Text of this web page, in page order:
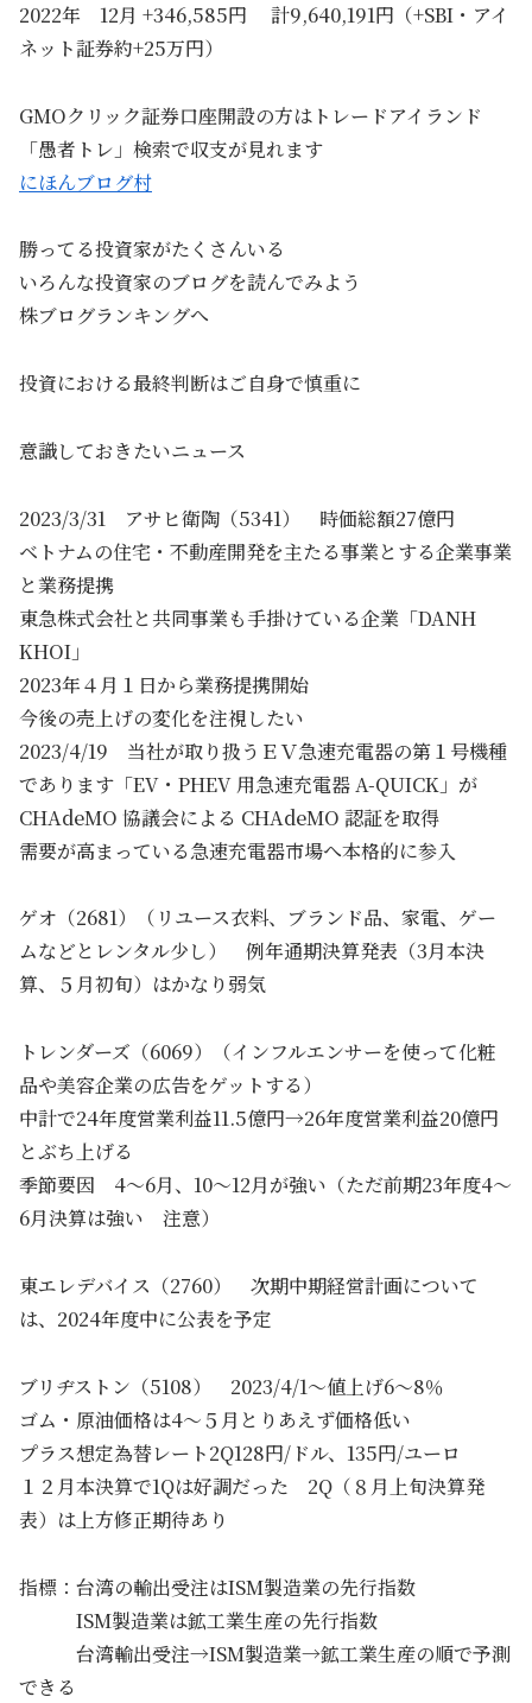
2022年 12月 +346,585円 計9,640,191円（+SBI・アイ
ネット証券約+25万円）
GMOクリック証券口座開設の方はトレードアイランド
「愚者トレ」検索で収支が見れます
にほんブログ村
勝ってる投資家がたくさんいる
いろんな投資家のブログを読んでみよう
株ブログランキングへ
投資における最終判断はご自身で慎重に
意識しておきたいニュース
2023/3/31 アサヒ衛陶（5341） 時価総額27億円
ベトナムの住宅・不動産開発を主たる事業とする企業事業
と業務提携
東急株式会社と共同事業も手掛けている企業「DANH
KHOI」
2023年４月１日から業務提携開始
今後の売上げの変化を注視したい
2023/4/19 当社が取り扱うＥＶ急速充電器の第１号機種
であります「EV・PHEV 用急速充電器 A-QUICK」が
CHAdeMO 協議会による CHAdeMO 認証を取得
需要が高まっている急速充電器市場へ本格的に参入
ゲオ（2681）（リユース衣料、ブランド品、家電、ゲー
ムなどとレンタル少し） 例年通期決算発表（3月本決
算、５月初旬）はかなり弱気
トレンダーズ（6069）（インフルエンサーを使って化粧
品や美容企業の広告をゲットする）
中計で24年度営業利益11.5億円→26年度営業利益20億円
とぶち上げる
季節要因 4～6月、10～12月が強い（ただ前期23年度4～
6月決算は強い 注意）
東エレデバイス（2760） 次期中期経営計画について
は、2024年度中に公表を予定
ブリヂストン（5108） 2023/4/1～値上げ6～8％
ゴム・原油価格は4～５月とりあえず価格低い
プラス想定為替レート2Q128円/ドル、135円/ユーロ
１２月本決算で1Qは好調だった 2Q（８月上旬決算発
表）は上方修正期待あり
指標：台湾の輸出受注はISM製造業の先行指数
ISM製造業は鉱工業生産の先行指数
台湾輸出受注→ISM製造業→鉱工業生産の順で予測
できる